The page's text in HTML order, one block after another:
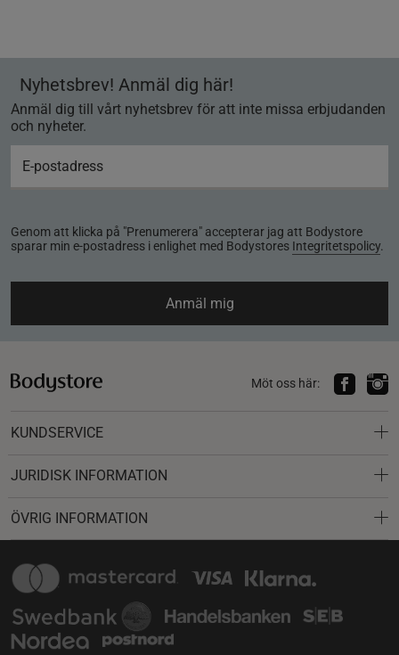
Nyhetsbrev! Anmäl dig här!
Anmäl dig till vårt nyhetsbrev för att inte missa erbjudanden
och nyheter.
Genom att klicka på "Prenumerera" accepterar jag att Bodystore
sparar min e-postadress i enlighet med Bodystores Integritetspolicy.
Anmäl mig
Möt oss här:
KUNDSERVICE
JURIDISK INFORMATION
ÖVRIG INFORMATION